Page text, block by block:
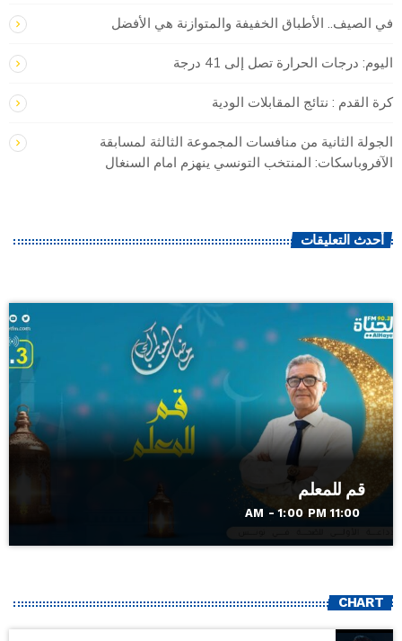
في الصيف.. الأطباق الخفيفة والمتوازنة هي الأفضل
اليوم: درجات الحرارة تصل إلى 41 درجة
كرة القدم : نتائج المقابلات الودية
الجولة الثانية من منافسات المجموعة الثالثة لمسابقة
الآفروباسكات: المنتخب التونسي ينهزم امام السنغال
أحدث التعليقات
قم للمعلم
11:00 AM - 1:00 PM
CHART